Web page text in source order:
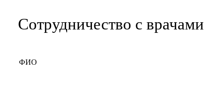
Сотрудничество с врачами